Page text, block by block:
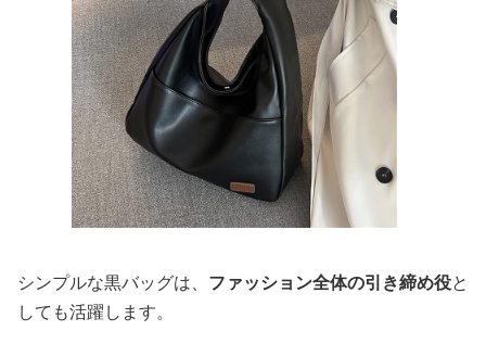
シンプルな黒バッグは、 ファッション全体の引き締め役と
しても活躍します。